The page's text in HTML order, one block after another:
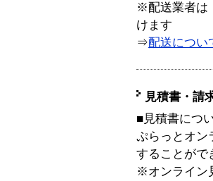
※配送業者は
けます
⇒配送につい
見積書・請
■見積書につ
ぷらっとオン
することがで
※オンライン